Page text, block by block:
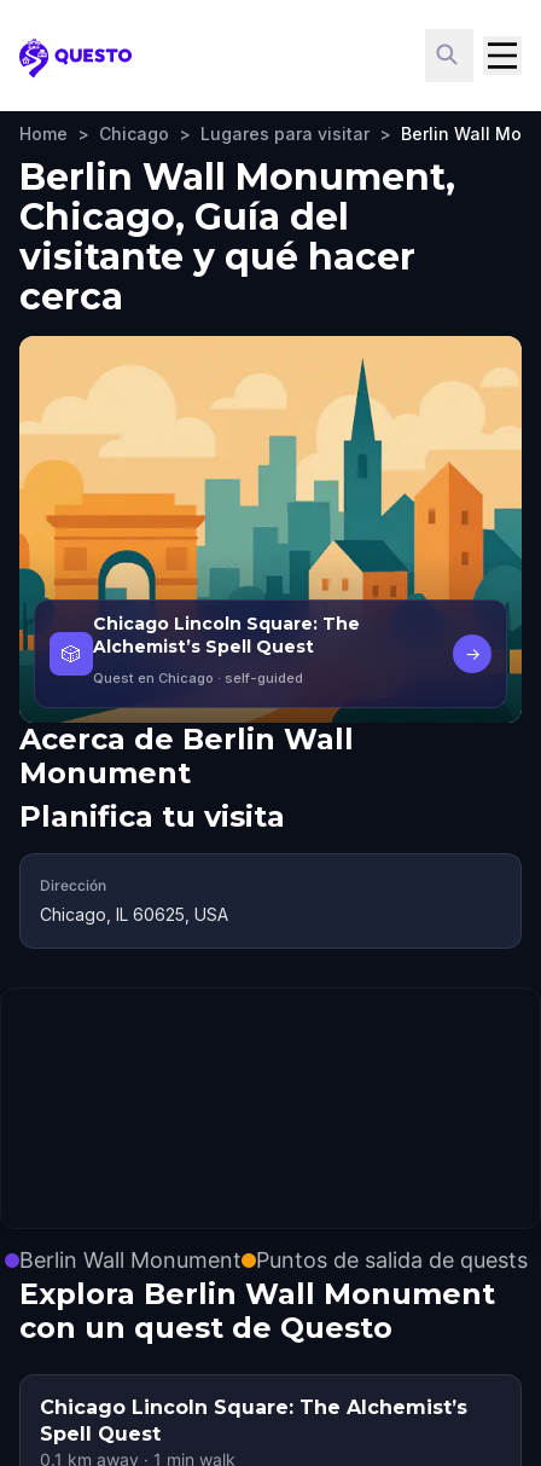
Questo
Home > Chicago > Lugares para visitar > Berlin Wall
Berlin Wall Monument,
Chicago, Guía del
visitante y qué hacer
cerca
🎲
Chicago Lincoln Square: The
Alchemist’s Spell Quest
Quest en Chicago · self-guided
→
Acerca de Berlin Wall
Monument
Planifica tu visita
Dirección
Chicago, IL 60625, USA
Berlin Wall Monument Puntos de salida de quests
Explora Berlin Wall Monument
con un quest de Questo
Chicago Lincoln Square: The Alchemist’s
Spell Quest
0.1 km away · 1 min walk